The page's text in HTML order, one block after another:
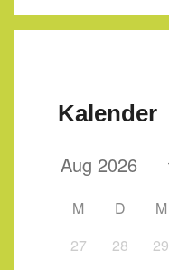
Kalender
M D M
27
28 29